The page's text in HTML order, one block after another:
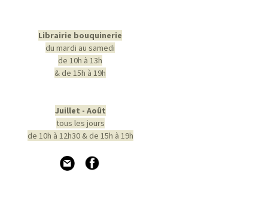
Librairie bouquinerie
du mardi au samedi
de 10h à 13h
& de 15h à 19h
Juillet - Août
tous les jours
de 10h à 12h30 & de 15h à 19h